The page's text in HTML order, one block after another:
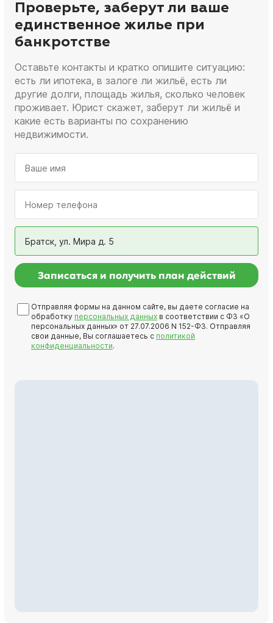
Проверьте, заберут ли ваше
единственное жилье при
банкротстве
Оставьте контакты и кратко опишите ситуацию:
есть ли ипотека, в залоге ли жильё, есть ли
другие долги, площадь жилья, сколько человек
проживает. Юрист скажет, заберут ли жильё и
какие есть варианты по сохранению
недвижимости.
Братск, ул. Мира д. 5
Записаться и получить план действий
Отправляя формы на данном сайте, вы даете согласие на
обработку персональных данных в соответствии с ФЗ «О
персональных данных» от 27.07.2006 N 152-ФЗ. Отправляя
свои данные, Вы соглашаетесь с политикой
конфиденциальности.